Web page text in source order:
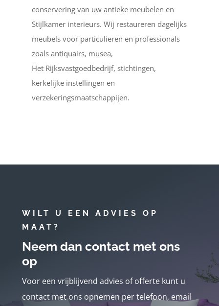
conservering van uw antieke meubelen en
Stijlkamer interieurs. Wij restaureren dagelijks
meubels voor particulieren en professionals
zoals antiquairs, musea,
Het Rijksvastgoedbedrijf, stichtingen,
kerkelijke instellingen en
verzekeringsmaatschappijen.
WILT U EEN ADVIES OP
MAAT?
Neem dan contact met ons
op
Voor een vrijblijvend advies of offerte kunt u
contact met ons opnemen per telefoon, email